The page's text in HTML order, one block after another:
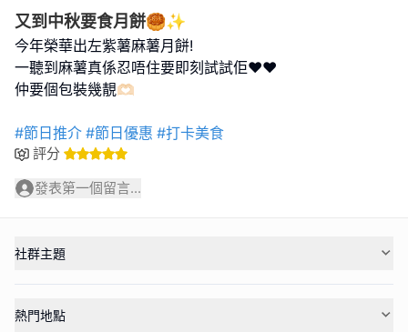
又到中秋要食月餅🥮✨
今年榮華出左紫薯麻薯月餅!
一聽到麻薯真係忍唔住要即刻試試佢❤️❤️
仲要個包裝幾靚🫶🏻
#節日推介 #節日優惠 #打卡美食
評分
發表第一個留言...
社群主題
熱門地點